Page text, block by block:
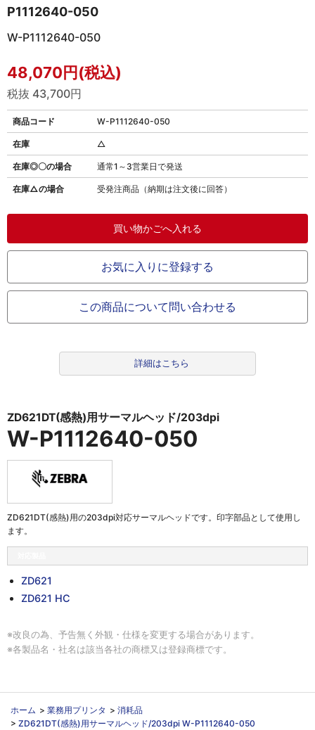
P1112640-050
W-P1112640-050
48,070円(税込)
税抜 43,700円
商品コード W-P1112640-050
在庫◎〇の場合 通常1～3営業日で発送
在庫△の場合 受発注商品（納期は注文後に回答）
在庫 △
お気に入りに登録する
この商品について問い合わせる
詳細はこちら
ZD621DT(感熱)用サーマルヘッド/203dpi
W-P1112640-050
ZD621DT(感熱)用の203dpi対応サーマルヘッドです。印字部品として使用し
ます。
ZD621
ZD621 HC
※改良の為、予告無く外観・仕様を変更する場合があります。
※各製品名・社名は該当各社の商標又は登録商標です。
ホーム > 業務用プリンタ > 消耗品
> ZD621DT(感熱)用サーマルヘッド/203dpi W-P1112640-050